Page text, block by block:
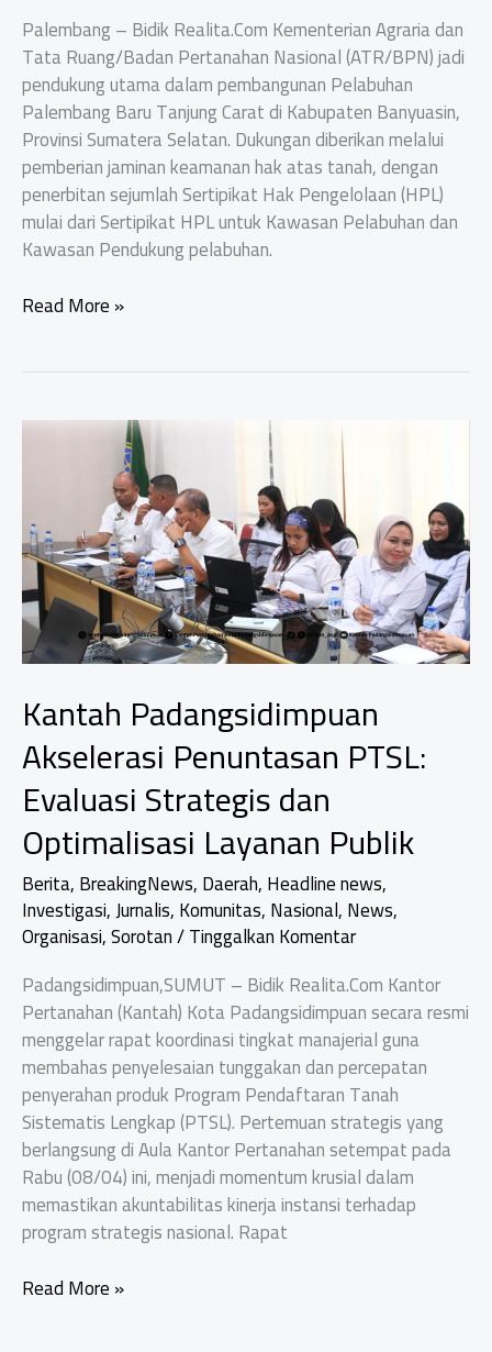
​Palembang – Bidik Realita.Com Kementerian Agraria dan
Tata Ruang/Badan Pertanahan Nasional (ATR/BPN) jadi
pendukung utama dalam pembangunan Pelabuhan
Palembang Baru Tanjung Carat di Kabupaten Banyuasin,
Provinsi Sumatera Selatan. Dukungan diberikan melalui
pemberian jaminan keamanan hak atas tanah, dengan
penerbitan sejumlah Sertipikat Hak Pengelolaan (HPL)
mulai dari Sertipikat HPL untuk Kawasan Pelabuhan dan
Kawasan Pendukung pelabuhan.
Kementerian
Utama
Palembang
Baru
Tanjung
Carat
Read More »
Kantah Padangsidimpuan
Akselerasi Penuntasan PTSL:
Evaluasi Strategis dan
Optimalisasi Layanan Publik
Berita,BreakingNews,Daerah,Headline news,
Investigasi,Jurnalis,Komunitas,Nasional,News,
Organisasi,Sorotan/Tinggalkan Komentar
Padangsidimpuan,SUMUT – Bidik Realita.Com Kantor
Pertanahan (Kantah) Kota Padangsidimpuan secara resmi
menggelar rapat koordinasi tingkat manajerial guna
membahas penyelesaian tunggakan dan percepatan
penyerahan produk Program Pendaftaran Tanah
Sistematis Lengkap (PTSL). Pertemuan strategis yang
berlangsung di Aula Kantor Pertanahan setempat pada
Rabu (08/04) ini, menjadi momentum krusial dalam
memastikan akuntabilitas kinerja instansi terhadap
program strategis nasional. Rapat
Kantah
Read More »